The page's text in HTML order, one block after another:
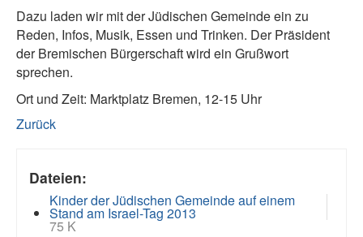
Dazu laden wir mit der Jüdischen Gemeinde ein zu
Reden, Infos, Musik, Essen und Trinken. Der Präsident
der Bremischen Bürgerschaft wird ein Grußwort
sprechen.
Ort und Zeit: Marktplatz Bremen, 12-15 Uhr
Zurück
Dateien:
Kinder der Jüdischen Gemeinde auf einem
Stand am Israel-Tag 2013
75 K